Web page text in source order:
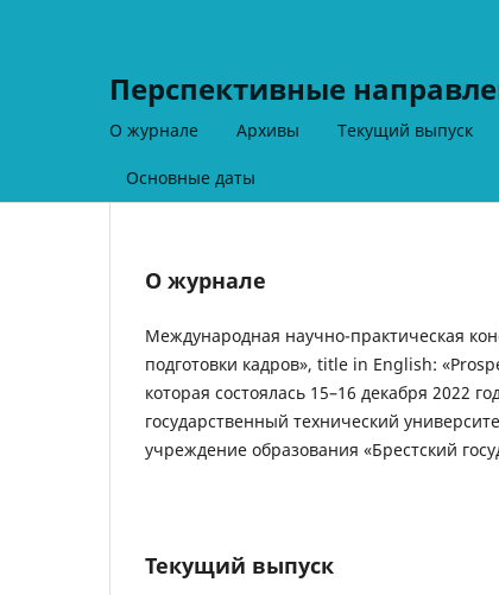
Перспективные
О журнале Архивы Текущий выпуск
Основные даты
О журнале
Международная научно-практическая
подготовки кадров», title in English:
которая состоялась 15–16 декабря 2022
государственный технический
учреждение образования «Брестский
Текущий выпуск